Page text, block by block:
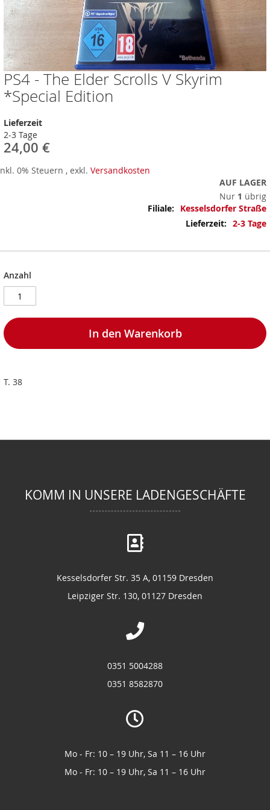
PS4 - The Elder Scrolls V Skyrim
*Special Edition
Lieferzeit
2-3 Tage
24,00 €
0% Steuern , exkl. Versandkosten
AUF LAGER
Nur 1 übrig
Mehr
Informationen
Kesselsdorfer Straße
2-3 Tage
Anzahl
In den Warenkorb
T. 38
Zum
Anfang
der
springen
KOMM IN UNSERE LADENGESCHÄFTE
Kesselsdorfer Str. 35 A, 01159 Dresden
Leipziger Str. 130, 01127 Dresden
0351 5004288
0351 8582870
Mo - Fr: 10 – 19 Uhr, Sa 11 – 16 Uhr
Mo - Fr: 10 – 19 Uhr, Sa 11 – 16 Uhr